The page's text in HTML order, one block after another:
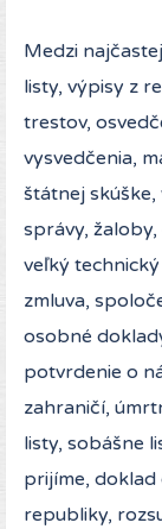
Medzi
listy, výpisy z
trestov,
vysvedčenia,
štátnej skúške,
správy,
veľký
zmluva,
osobné
potvrdenie o
zahraničí,
listy, sobášne
prijíme, doklad
republiky,